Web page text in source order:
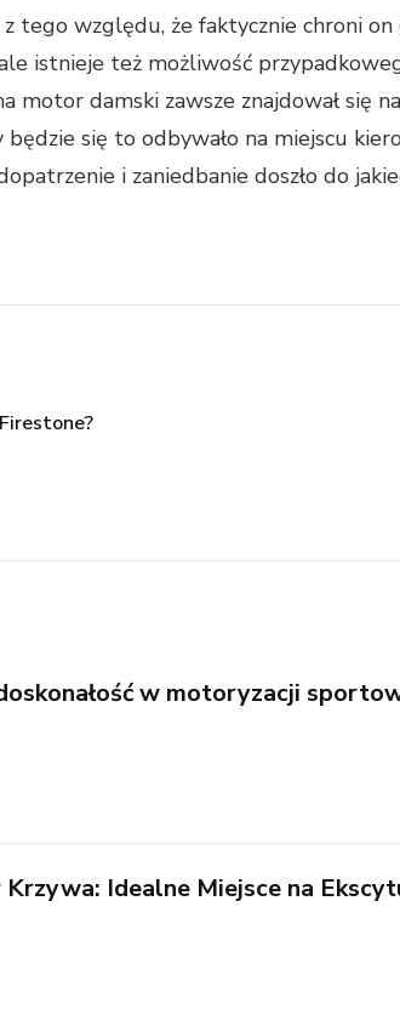
tego względu, że faktycznie chroni
istnieje też możliwość
motor damski zawsze znajdował się
się to odbywało na miejscu
i zaniedbanie doszło do
w motoryzacji
Idealne Miejsce na